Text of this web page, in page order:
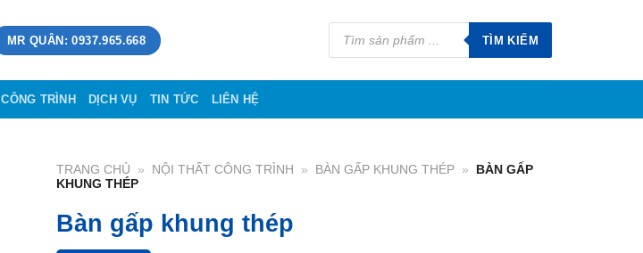
MR QUÂN: 0937.965.668
Tìm
kiếm
phẩm
TÌM KIẾM
CÔNG TRÌNH DỊCH VỤ TIN TỨC LIÊN HỆ
TRANG CHỦ » NỘI THẤT CÔNG TRÌNH » BÀN GẤP KHUNG THÉP »
BÀN GẤP
KHUNG THÉP
Bàn gấp khung thép